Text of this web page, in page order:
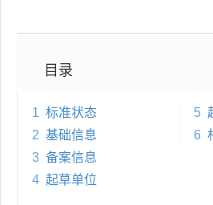
目录
1 标准状态
2 基础信息
3 备案信息
4 起草单位
5
6